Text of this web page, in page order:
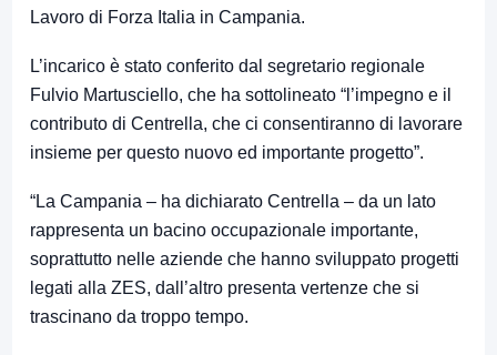
Lavoro di Forza Italia in Campania.
L’incarico è stato conferito dal segretario regionale
Fulvio Martusciello, che ha sottolineato “l’impegno e il
contributo di Centrella, che ci consentiranno di lavorare
insieme per questo nuovo ed importante progetto”.
“La Campania – ha dichiarato Centrella – da un lato
rappresenta un bacino occupazionale importante,
soprattutto nelle aziende che hanno sviluppato progetti
legati alla ZES, dall’altro presenta vertenze che si
trascinano da troppo tempo.